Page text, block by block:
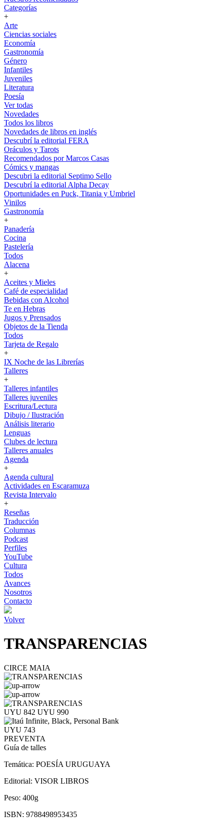
Categorías
+
Arte
Ciencias sociales
Economía
Gastronomía
Género
Infantiles
Juveniles
Literatura
Poesía
Ver todas
Novedades
Todos los libros
Novedades de libros en inglés
Descubrí la editorial FERA
Oráculos y Tarots
Recomendados por Marcos Casas
Cómics y mangas
Descubri la editorial Septimo Sello
Descubrí la editorial Alpha Decay
Oportunidades en Puck, Titania y Umbriel
Vinilos
Gastronomía
+
Panadería
Cocina
Pastelería
Todos
Alacena
+
Aceites y Mieles
Café de especialidad
Bebidas con Alcohol
Te en Hebras
Jugos y Prensados
Objetos de la Tienda
Todos
Tarjeta de Regalo
+
IX Noche de las Librerías
Talleres
+
Talleres infantiles
Talleres juveniles
Escritura/Lectura
Dibujo / Ilustración
Análisis literario
Lenguas
Clubes de lectura
Talleres anuales
Agenda
+
Agenda cultural
Actividades en Escaramuza
Revista Intervalo
+
Reseñas
Traducción
Columnas
Podcast
Perfiles
YouTube
Cultura
Todos
Avances
Nosotros
Contacto
Volver
TRANSPARENCIAS
CIRCE MAIA
UYU 842 UYU 990
UYU 743
PREVENTA
Guía de talles
Temática: POESÍA URUGUAYA
Editorial: VISOR LIBROS
Peso: 400g
ISBN: 9788498953435